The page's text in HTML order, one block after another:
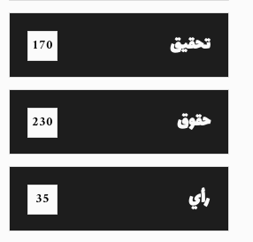
تحقيق 170
حقوق 230
رأي 35